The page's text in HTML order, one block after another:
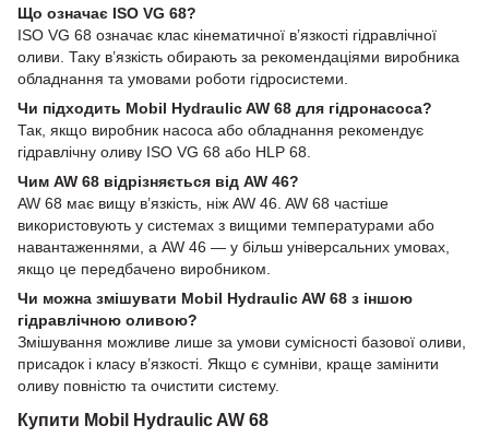
Що означає ISO VG 68?
ISO VG 68 означає клас кінематичної в’язкості гідравлічної
оливи. Таку в’язкість обирають за рекомендаціями виробника
обладнання та умовами роботи гідросистеми.
Чи підходить Mobil Hydraulic AW 68 для гідронасоса?
Так, якщо виробник насоса або обладнання рекомендує
гідравлічну оливу ISO VG 68 або HLP 68.
Чим AW 68 відрізняється від AW 46?
AW 68 має вищу в’язкість, ніж AW 46. AW 68 частіше
використовують у системах з вищими температурами або
навантаженнями, а AW 46 — у більш універсальних умовах,
якщо це передбачено виробником.
Чи можна змішувати Mobil Hydraulic AW 68 з іншою
гідравлічною оливою?
Змішування можливе лише за умови сумісності базової оливи,
присадок і класу в’язкості. Якщо є сумніви, краще замінити
оливу повністю та очистити систему.
Купити Mobil Hydraulic AW 68